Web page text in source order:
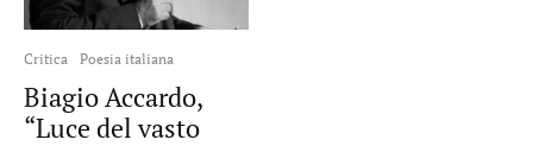
Critica Poesia italiana
Biagio Accardo,
“Luce del vasto